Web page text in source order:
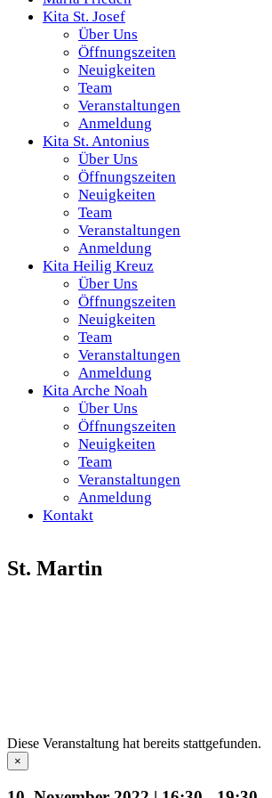
Kita St. Josef
Über Uns
Öffnungszeiten
Neuigkeiten
Team
Veranstaltungen
Anmeldung
Kita St. Antonius
Über Uns
Öffnungszeiten
Neuigkeiten
Team
Veranstaltungen
Anmeldung
Kita Heilig Kreuz
Über Uns
Öffnungszeiten
Neuigkeiten
Team
Veranstaltungen
Anmeldung
Kita Arche Noah
Über Uns
Öffnungszeiten
Neuigkeiten
Team
Veranstaltungen
Anmeldung
Kontakt
St. Martin
Diese Veranstaltung hat bereits stattgefunden.
×